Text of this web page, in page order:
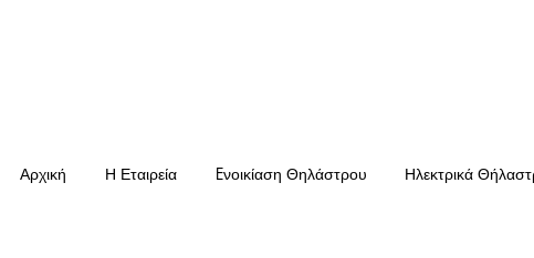
Αρχική Η Εταιρεία Eνοικίαση Θηλάστρου Ηλεκτρικά